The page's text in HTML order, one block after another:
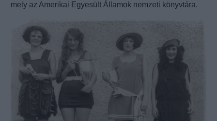
mely az Amerikai Egyesült Államok nemzeti könyvtára.